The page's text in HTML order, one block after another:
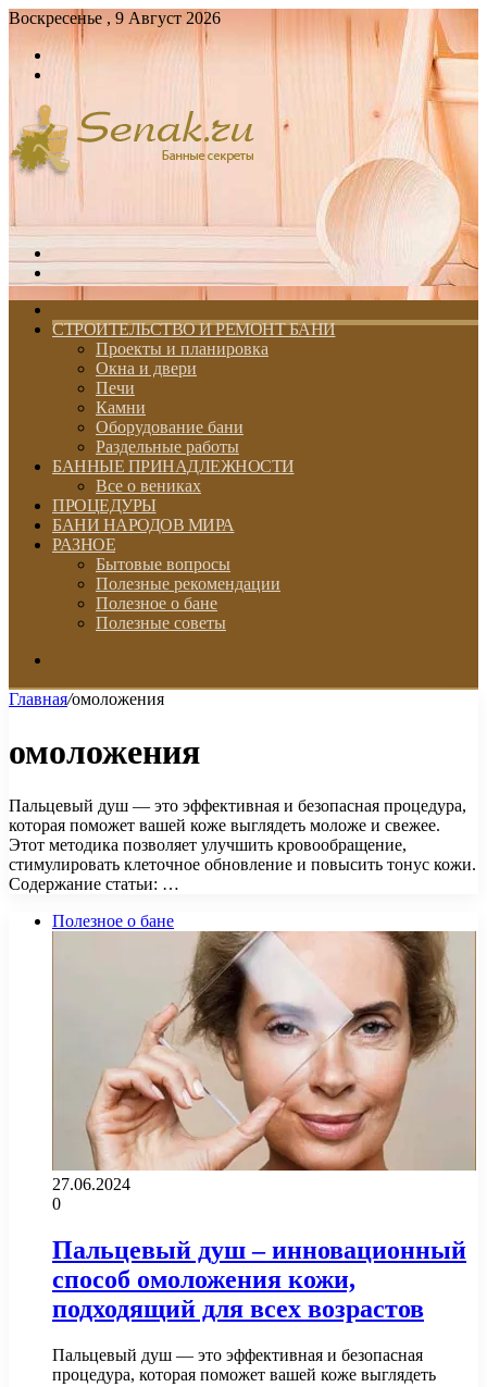
Воскресенье , 9 Август 2026
Войти
skin
СТРОИТЕЛЬСТВО И РЕМОНТ БАНИ
Проекты и планировка
Окна и двери
Печи
Камни
Оборудование бани
Раздельные работы
БАННЫЕ ПРИНАДЛЕЖНОСТИ
Все о вениках
ПРОЦЕДУРЫ
БАНИ НАРОДОВ МИРА
РАЗНОЕ
Бытовые вопросы
Полезные рекомендации
Полезное о бане
Полезные советы
Главная/омоложения
омоложения
Пальцевый душ — это эффективная и безопасная процедура,
которая поможет вашей коже выглядеть моложе и свежее.
Этот методика позволяет улучшить кровообращение,
стимулировать клеточное обновление и повысить тонус кожи.
Содержание статьи: …
Полезное о бане
27.06.2024
0
Пальцевый душ – инновационный
способ омоложения кожи,
подходящий для всех возрастов
Пальцевый душ — это эффективная и безопасная
процедура, которая поможет вашей коже выглядеть